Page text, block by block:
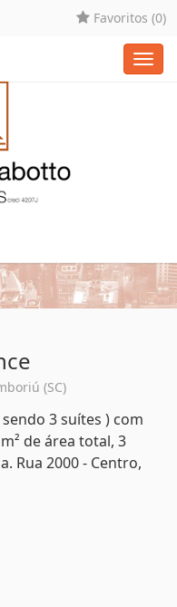
Favoritos (0)
(SC)
3 suítes ) com
de área total, 3
Rua 2000 - Centro,